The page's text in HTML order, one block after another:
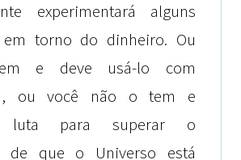
experimentará alguns
em torno do dinheiro. Ou
e deve usá-lo com
ou você não o tem e
luta para superar o
de que o Universo está